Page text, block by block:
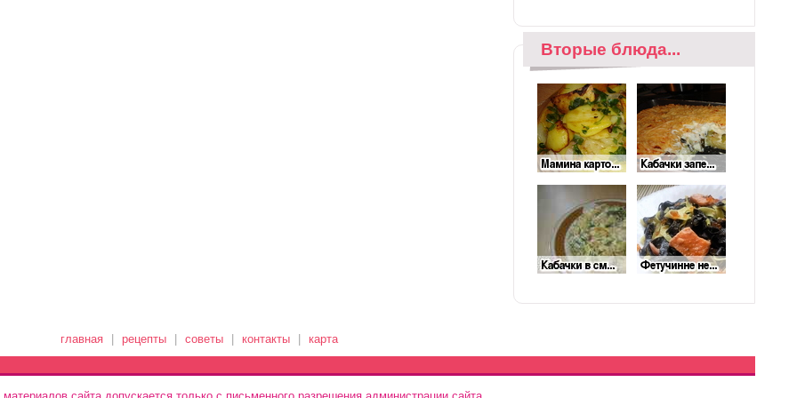
Вторые блюда...
главная рецепты советы контакты карта